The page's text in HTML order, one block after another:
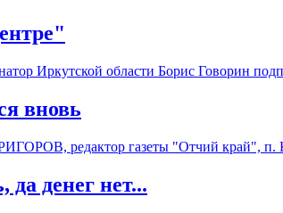
Иркутской области Борис Говорин
вновь
редактор газеты "Отчий край",
денег нет...